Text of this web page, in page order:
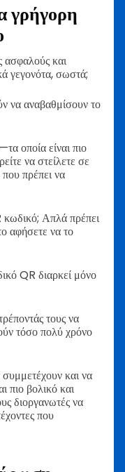
γρήγορη
ασφαλούς και
γεγονότα, σωστά;
να αναβαθμίσουν το
οποία είναι πιο
να στείλετε σε
πρέπει να
κωδικό; Απλά πρέπει
αφήσετε να το
QR διαρκεί μόνο
τους να
τόσο πολύ χρόνο
και να
πιο βολικό και
διοργανωτές να
που